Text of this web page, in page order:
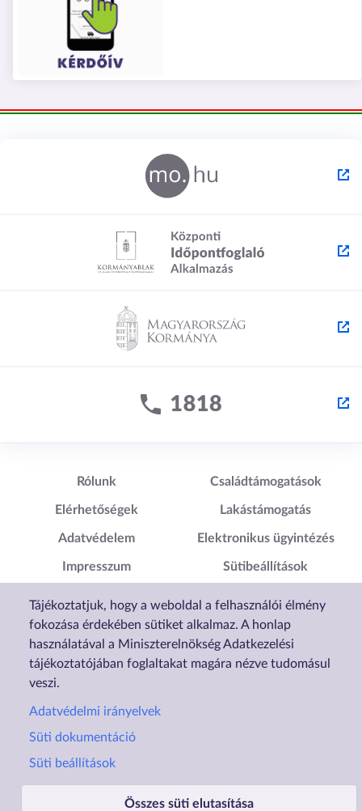
Tájékoztatjuk, hogy a weboldal a felhasználói élmény
fokozása érdekében sütiket alkalmaz. A honlap
használatával a Miniszterelnökség Adatkezelési
tájékoztatójában foglaltakat magára nézve tudomásul
veszi.
Adatvédelmi irányelvek
Süti dokumentáció
Süti beállítások
Összes süti elutasítása
Lábléc1
Rólunk
Elérhetőségek
Adatvédelem
Impresszum
Nyilatkozat
Lábléc2
Családtámogatások
Lakástámogatás
Elektronikus ügyintézés
Sütibeállítások